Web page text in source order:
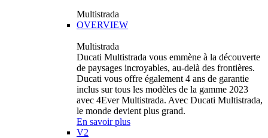
Multistrada
OVERVIEW
Multistrada
Ducati Multistrada vous emmène à la découverte
de paysages incroyables, au-delà des frontières.
Ducati vous offre également 4 ans de garantie
inclus sur tous les modèles de la gamme 2023
avec 4Ever Multistrada. Avec Ducati Multistrada,
le monde devient plus grand.
En savoir plus
V2